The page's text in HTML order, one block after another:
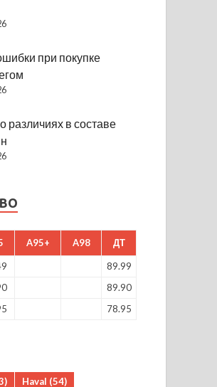
при покупке
различиях в составе
A95+ A98 ДТ
89.99
89.90
78.95
Haval (54)